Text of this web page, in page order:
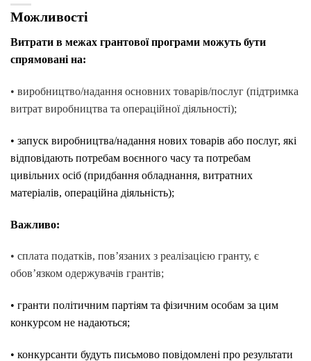
Можливості
Витрати в межах грантової програми можуть бути
спрямовані на:
• виробництво/надання основних товарів/послуг (підтримка
витрат виробництва та операційної діяльності);
• запуск виробництва/надання нових товарів або послуг, які
відповідають потребам воєнного часу та потребам
цивільних осіб (придбання обладнання, витратних
матеріалів, операційна діяльність);
Важливо:
• сплата податків, пов’язаних з реалізацією гранту, є
обов’язком одержувачів грантів;
• гранти політичним партіям та фізичним особам за цим
конкурсом не надаються;
• конкурсанти будуть письмово повідомлені про результати